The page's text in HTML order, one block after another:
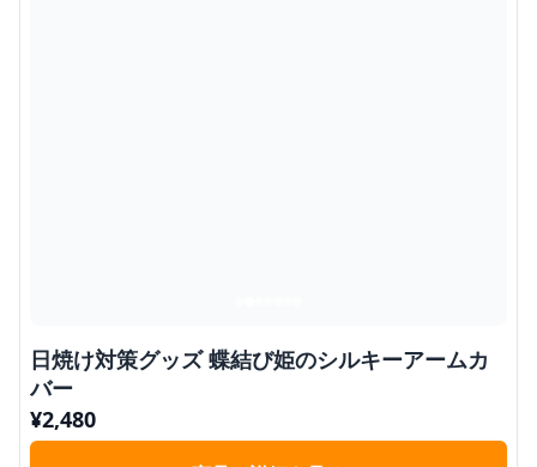
日焼け対策グッズ 蝶結び姫のシルキーアームカ
バー
¥2,480